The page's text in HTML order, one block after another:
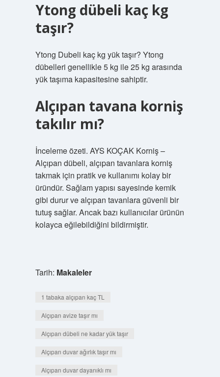
Ytong dübeli kaç kg
taşır?
Ytong Dubeli kaç kg yük taşır? Ytong
dübelleri genellikle 5 kg ile 25 kg arasında
yük taşıma kapasitesine sahiptir.
Alçıpan tavana korniş
takılır mı?
İnceleme özeti. AYS KOÇAK Korniş –
Alçıpan dübeli, alçıpan tavanlara korniş
takmak için pratik ve kullanımı kolay bir
üründür. Sağlam yapısı sayesinde kemik
gibi durur ve alçıpan tavanlara güvenli bir
tutuş sağlar. Ancak bazı kullanıcılar ürünün
kolayca eğilebildiğini bildirmiştir.
Tarih: Makaleler
1 tabaka alçıpan kaç TL
Alçıpan avize taşır mı
Alçıpan dübeli ne kadar yük taşır
Alçıpan duvar ağırlık taşır mı
Alçıpan duvar dayanıklı mı